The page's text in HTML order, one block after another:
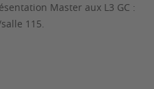
Master aux L3 GC :
115.